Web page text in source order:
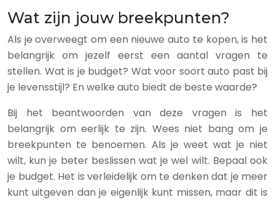
Wat zijn jouw breekpunten?
Als je overweegt om een nieuwe auto te kopen, is het
belangrijk om jezelf eerst een aantal vragen te
stellen. Wat is je budget? Wat voor soort auto past bij
je levensstijl? En welke auto biedt de beste waarde?
Bij het beantwoorden van deze vragen is het
belangrijk om eerlijk te zijn. Wees niet bang om je
breekpunten te benoemen. Als je weet wat je niet
wilt, kun je beter beslissen wat je wel wilt. Bepaal ook
je budget. Het is verleidelijk om te denken dat je meer
kunt uitgeven dan je eigenlijk kunt missen, maar dit is